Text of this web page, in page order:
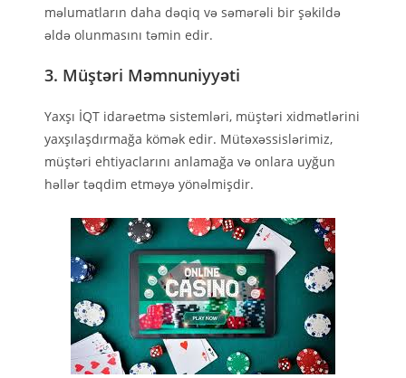
məlumatların daha dəqiq və səmərəli bir şəkildə
əldə olunmasını təmin edir.
3. Müştəri Məmnuniyyəti
Yaxşı İQT idarəetmə sistemləri, müştəri xidmətlərini
yaxşılaşdırmağa kömək edir. Mütəxəssislərimiz,
müştəri ehtiyaclarını anlamağa və onlara uyğun
həllər təqdim etməyə yönəlmişdir.